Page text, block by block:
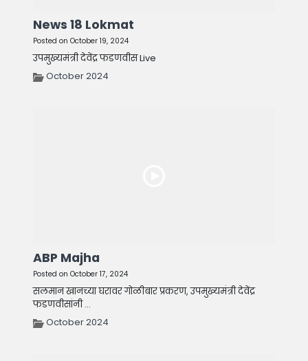
News 18 Lokmat
Posted on October 19, 2024
उपमुख्यमंत्री देवेंद्र फडणवीस Live
October 2024
ABP Majha
Posted on October 17, 2024
सलमान खानच्या घरावर गोळीबार प्रकरण, उपमुख्यमंत्री देवेंद्र
फडणवीसांनी ...
October 2024